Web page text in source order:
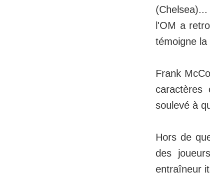
l'OM a
témoigne
Frank
caractères
soulevé à
Hors de
des
entraîneur